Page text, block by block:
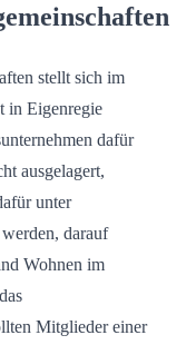
stellt sich im
in Eigenregie
dafür
ausgelagert,
unter
darauf
Wohnen im
Mitglieder einer